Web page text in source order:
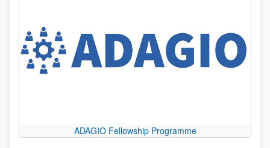
ADAGIO Fellowship Programme